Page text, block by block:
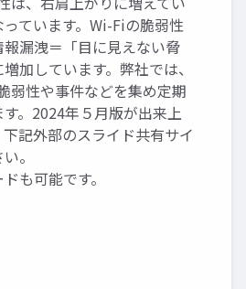
ています。Wi-Fiの脆弱性
漏洩＝「目に見えない脅
加しています。弊社では、
弱性や事件などを集め定期
。2024年５月版が出来上
記外部のスライド共有サイ
。
も可能です。